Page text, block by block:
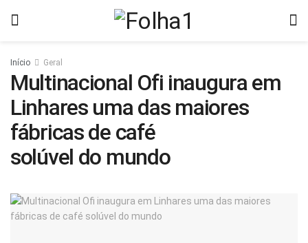
Início Geral
Multinacional Ofi inaugura em
Linhares uma das maiores
fábricas de café
solúvel do mundo